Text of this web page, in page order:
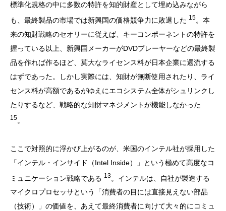
標準化規格の中に多数の特許を知的財産として埋め込みながら
も、最終製品の市場では新興国の価格競争力に敗退した 15。本
来の知財戦略のセオリーに従えば、キーコンポーネントの特許を
握っている以上、新興国メーカーがDVDプレーヤーなどの最終製
品を作れば作るほど、莫大なライセンス料が日本企業に還流する
はずであった。しかし実際には、知財が無断使用されたり、ライ
センス料が高額であるがゆえにエコシステム全体がシュリンクし
たりするなど、戦略的な知財マネジメントが機能しなかった
15。
ここで対照的に浮かび上がるのが、米国のインテル社が採用した
「インテル・インサイド（Intel Inside）」という極めて高度なコ
ミュニケーション戦略である 13。インテルは、自社が製造する
マイクロプロセッサという「消費者の目には直接見えない部品
（技術）」の価値を、あえて最終消費者に向けて大々的にコミュ